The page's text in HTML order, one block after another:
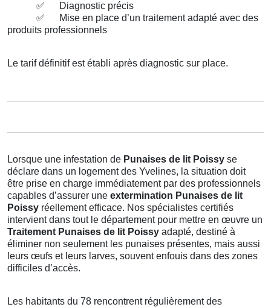
✅
Diagnostic précis
✅
Mise en place d’un traitement adapté avec des
produits professionnels
Le tarif définitif est établi après diagnostic sur place.
Lorsque une infestation de Punaises de lit Poissy se
déclare dans un logement des Yvelines, la situation doit
être prise en charge immédiatement par des professionnels
capables d’assurer une extermination Punaises de lit
Poissy réellement efficace. Nos spécialistes certifiés
intervient dans tout le département pour mettre en œuvre un
Traitement Punaises de lit Poissy adapté, destiné à
éliminer non seulement les punaises présentes, mais aussi
leurs œufs et leurs larves, souvent enfouis dans des zones
difficiles d’accès.
Les habitants du 78 rencontrent régulièrement des